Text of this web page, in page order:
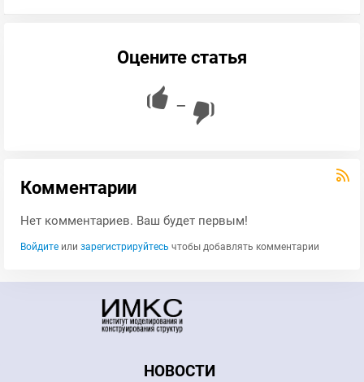
Оцените статья
—
Комментарии
Нет комментариев. Ваш будет первым!
Войдите или зарегистрируйтесь чтобы добавлять комментарии
НОВОСТИ